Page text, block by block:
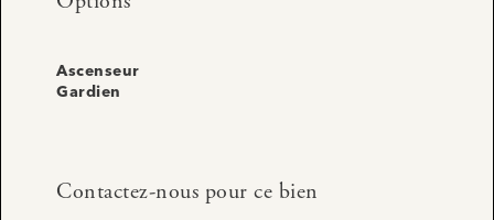
Ascenseur
Gardien
Contactez-nous pour ce bien